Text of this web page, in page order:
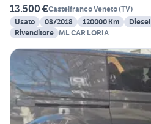
13.500 €Castelfranco Veneto(TV)
Usato
08/2018 120000 Km Diesel
Rivenditore ML CAR LORIA